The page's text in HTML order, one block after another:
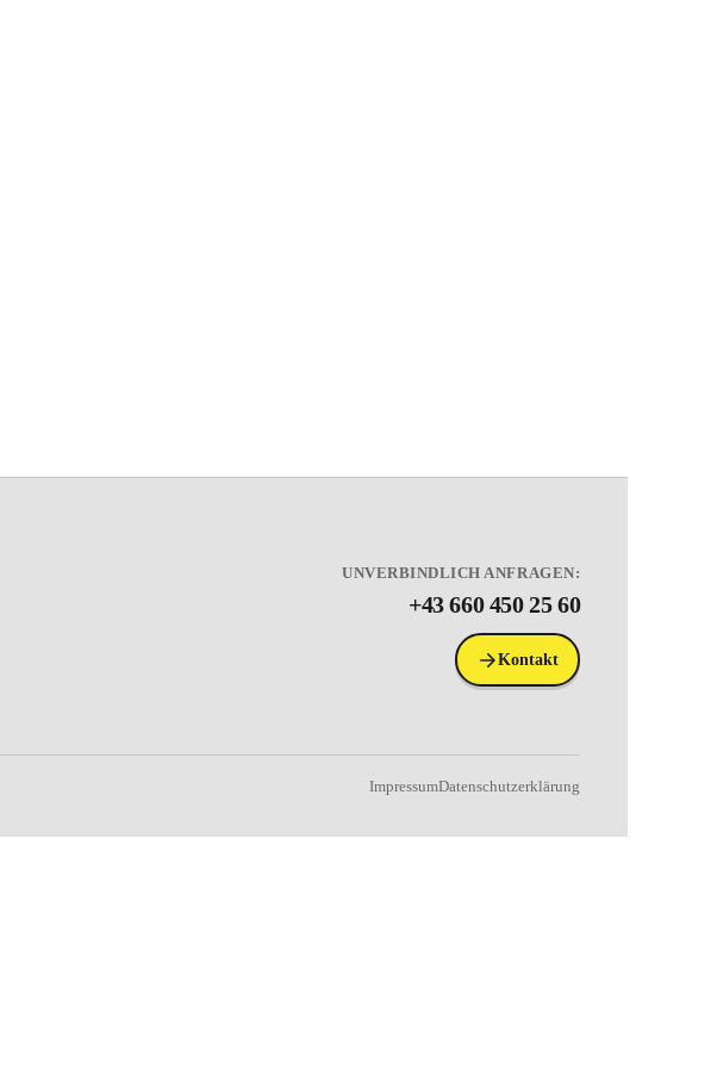
UNVERBINDLICH ANFRAGEN:
+43 660 450 25 60
Kontakt
ImpressumDatenschutzerklärung